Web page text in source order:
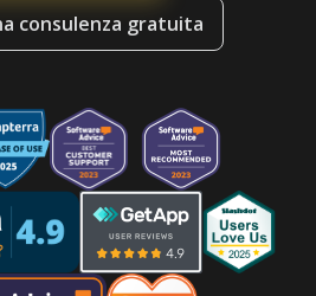
consulenza gratuita